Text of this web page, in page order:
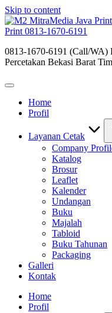
Skip to content
Print 0813-1670-6191
0813-1670-6191 (Call/WA)
Percetakan Bekasi Barat
Home
Profil
Layanan Cetak
Company
Katalog
Brosur
Leaflet
Kalender
Undangan
Buku
Majalah
Tabloid
Buku Tahunan
Packaging
Galleri
Kontak
Home
Profil